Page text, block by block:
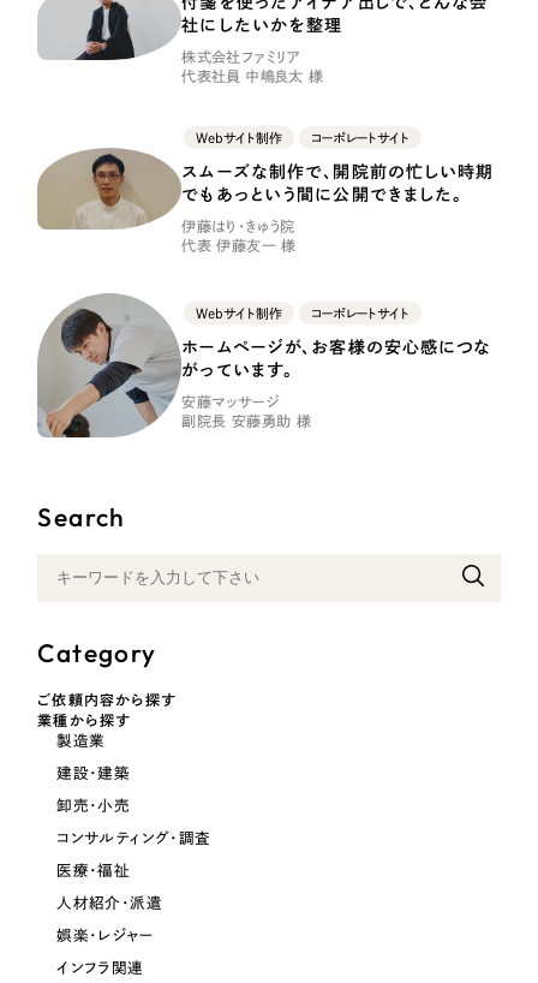
（39件）
LP（ランディングページ）
キャンペーン・プロモーションサイト
その他
お客様インタビュー
Search
Category
ご依頼内容から探す
業種から探す
製造業
建設・建築
卸売・小売
コンサルティング・調査
医療・福祉
人材紹介・派遣
娯楽・レジャー
インフラ関連
社にしたいかを整理
株式会社ファミリア
代表社員 中嶋良太 様
Webサイト制作 コーポレートサイト
スムーズな制作で、開院前の忙しい時期
でもあっという間に公開できました。
伊藤はり・きゅう院
代表 伊藤友一 様
Webサイト制作 コーポレートサイト
ホームページが、お客様の安心感につな
がっています。
安藤マッサージ
副院長 安藤勇助 様